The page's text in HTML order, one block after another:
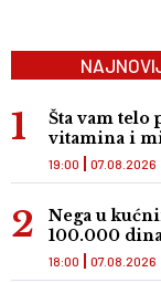
Šta vam telo
vitamina i
19:00 07.08.2026
Nega u
100.000
18:00 07.08.2026